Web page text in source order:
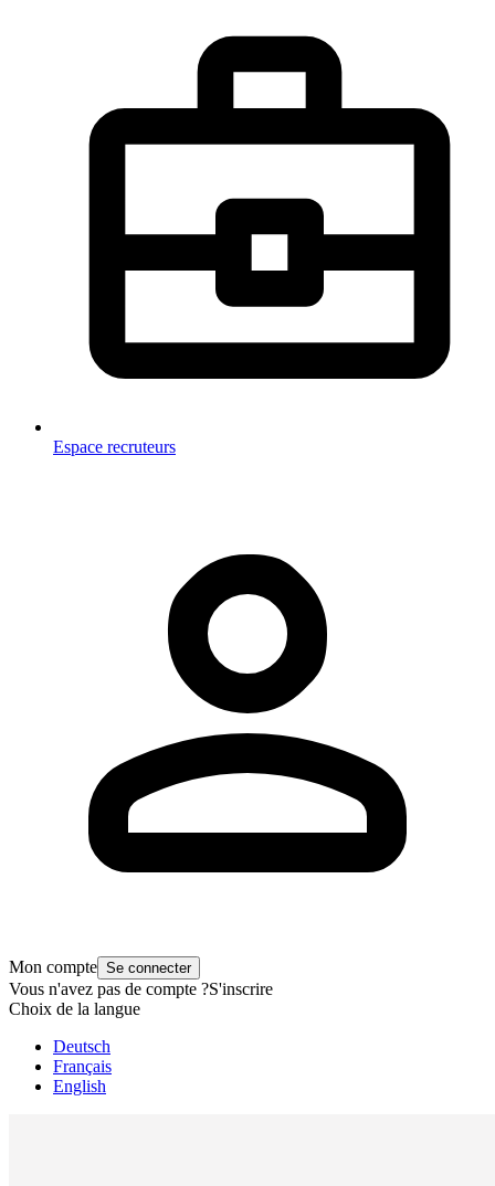
Espace recruteurs
Mon compte Se connecter
Vous n'avez pas de compte ?S'inscrire
Choix de la langue
Deutsch
Français
English